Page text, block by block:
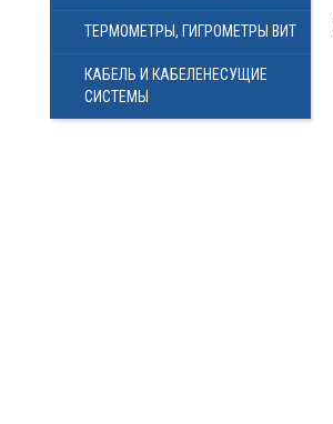
ТЕРМОМЕТРЫ, ГИГРОМЕТРЫ ВИТ
КАБЕЛЬ И КАБЕЛЕНЕСУЩИЕ
СИСТЕМЫ